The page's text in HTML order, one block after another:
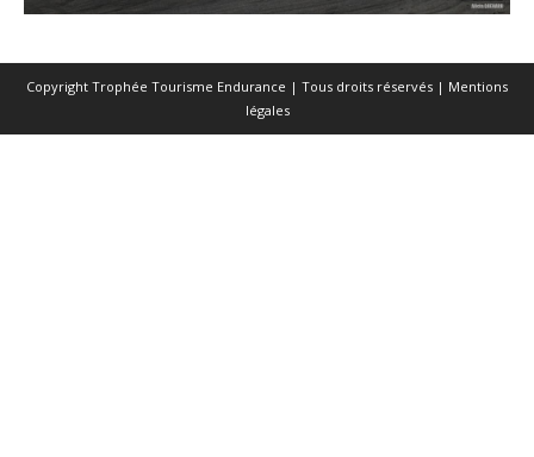
Copyright Trophée Tourisme Endurance | Tous droits réservés | Mentions
légales